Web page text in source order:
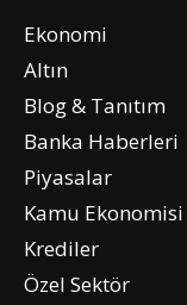
Ekonomi
Altın
Blog & Tanıtım
Banka Haberleri
Piyasalar
Kamu Ekonomisi
Krediler
Özel Sektör